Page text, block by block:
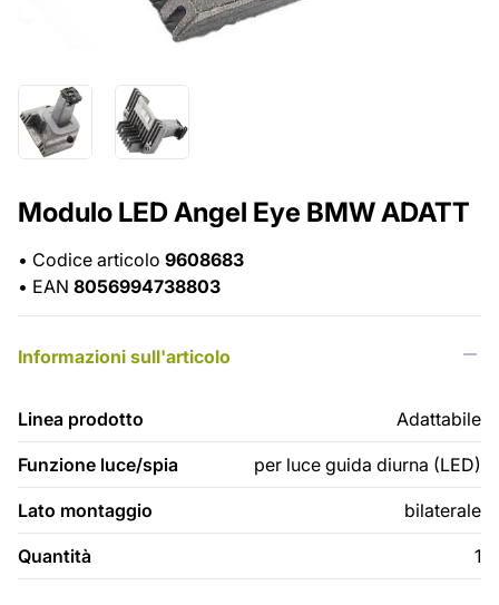
Modulo LED Angel Eye BMW ADATT
• Codice articolo 9608683
• EAN 8056994738803
Informazioni sull'articolo
Linea prodotto Adattabile
Funzione luce/spia per luce guida diurna (LED)
Lato montaggio bilaterale
Quantità 1